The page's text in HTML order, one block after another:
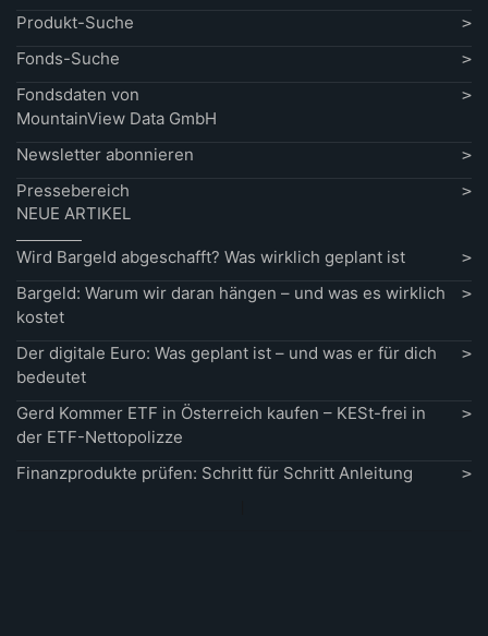
Produkt-Suche
Fonds-Suche
Fondsdaten von
MountainView Data GmbH
Newsletter abonnieren
Pressebereich
NEUE ARTIKEL
Wird Bargeld abgeschafft? Was wirklich geplant ist
Bargeld: Warum wir daran hängen – und was es wirklich
kostet
Der digitale Euro: Was geplant ist – und was er für dich
bedeutet
Gerd Kommer ETF in Österreich kaufen – KESt-frei in
der ETF-Nettopolizze
Finanzprodukte prüfen: Schritt für Schritt Anleitung